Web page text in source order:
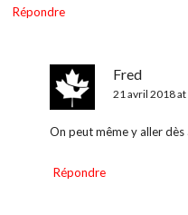
Répondre
Fred
21 avril 2018
On peut même y aller dès
Répondre